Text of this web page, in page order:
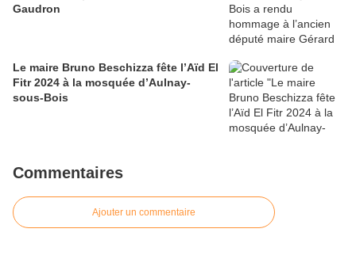
Gaudron
Le maire Bruno Beschizza fête l’Aïd El
Fitr 2024 à la mosquée d’Aulnay-
sous-Bois
Commentaires
Ajouter un commentaire